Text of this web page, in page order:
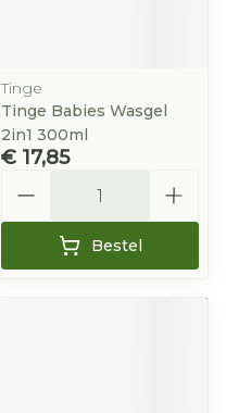
Tinge
Tinge Babies Wasgel
2in1 300ml
€ 17,85
Bestel